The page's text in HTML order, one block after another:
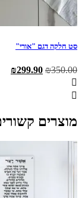
סט חלקה דגם "אורי"
₪350.00
המחיר ₪299.90
מוצרים